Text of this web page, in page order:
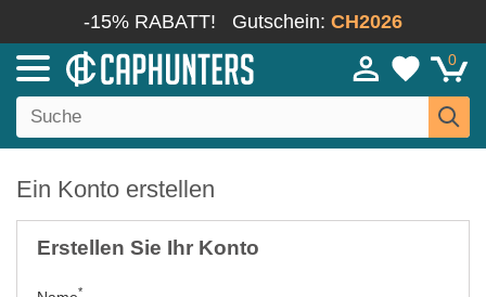
-15% RABATT! Gutschein: CH2026
0
Ein Konto erstellen
Erstellen Sie Ihr Konto